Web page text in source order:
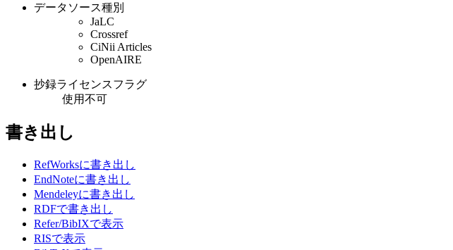
データソース種別
JaLC
Crossref
CiNii Articles
OpenAIRE
抄録ライセンスフラグ
使用不可
書き出し
RefWorksに書き出し
EndNoteに書き出し
Mendeleyに書き出し
RDFで書き出し
Refer/BibIXで表示
RISで表示